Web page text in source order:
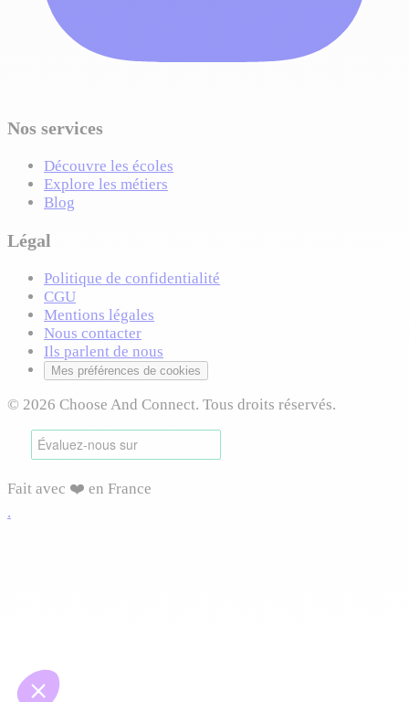
Nos services
Découvre les écoles
Explore les métiers
Blog
Légal
Politique de confidentialité
CGU
Mentions légales
Nous contacter
Ils parlent de nous
Mes préférences de cookies
© 2026 Choose And Connect. Tous droits réservés.
Fait avec ❤️ en France
.
Vous pourrez reprendre votre navigation après connexion.